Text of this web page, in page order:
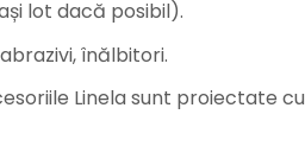
lot dacă posibil).
înălbitori.
Linela sunt proiectate